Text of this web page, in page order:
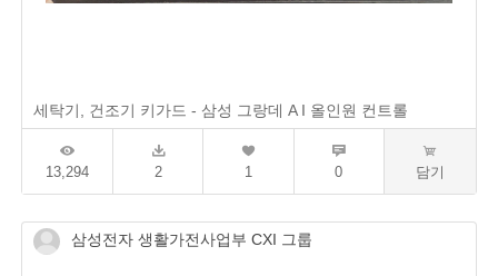
세탁기, 건조기 키가드 - 삼성 그랑데 A I 올인원 컨트롤
13,294 2 1 0 담기
삼성전자 생활가전사업부 CXI 그룹